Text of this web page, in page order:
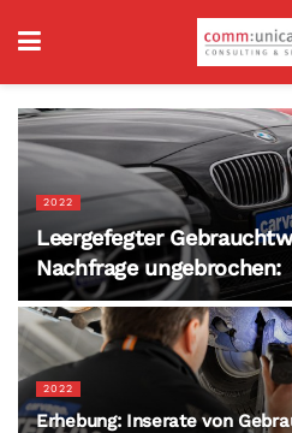
2022
Leergefegter
Nachfrage ungebrochen:
2022
Erhebung: Inserate von